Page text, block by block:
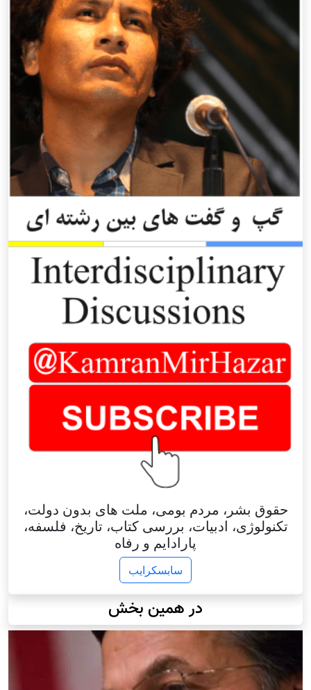
حقوق بشر، مردم بومی، ملت های بدون دولت،
تکنولوژی، ادبیات، بررسی کتاب، تاریخ، فلسفه،
پارادایم و رفاه
سابسکرایب
در همین بخش